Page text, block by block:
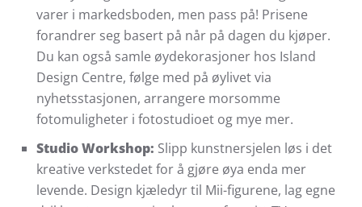
varer i markedsboden, men pass på! Prisene
forandrer seg basert på når på dagen du kjøper.
Du kan også samle øydekorasjoner hos Island
Design Centre, følge med på øylivet via
nyhetsstasjonen, arrangere morsomme
fotomuligheter i fotostudioet og mye mer.
Studio Workshop: Slipp kunstnersjelen løs i det
kreative verkstedet for å gjøre øya enda mer
levende. Design kjæledyr til Mii-figurene, lag egne